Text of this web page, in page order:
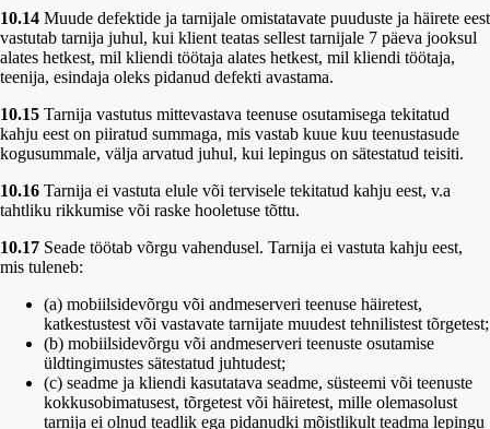
10.14 Muude defektide ja tarnijale omistatavate puuduste ja häirete eest
vastutab tarnija juhul, kui klient teatas sellest tarnijale 7 päeva jooksul
alates hetkest, mil kliendi töötaja alates hetkest, mil kliendi töötaja,
teenija, esindaja oleks pidanud defekti avastama.
10.15 Tarnija vastutus mittevastava teenuse osutamisega tekitatud
kahju eest on piiratud summaga, mis vastab kuue kuu teenustasude
kogusummale, välja arvatud juhul, kui lepingus on sätestatud teisiti.
10.16 Tarnija ei vastuta elule või tervisele tekitatud kahju eest, v.a
tahtliku rikkumise või raske hooletuse tõttu.
10.17 Seade töötab võrgu vahendusel. Tarnija ei vastuta kahju eest,
mis tuleneb:
(a) mobiilsidevõrgu või andmeserveri teenuse häiretest,
katkestustest või vastavate tarnijate muudest tehnilistest tõrgetest;
(b) mobiilsidevõrgu või andmeserveri teenuste osutamise
üldtingimustes sätestatud juhtudest;
(c) seadme ja kliendi kasutatava seadme, süsteemi või teenuste
kokkusobimatusest, tõrgetest või häiretest, mille olemasolust
tarnija ei olnud teadlik ega pidanudki mõistlikult teadma lepingu